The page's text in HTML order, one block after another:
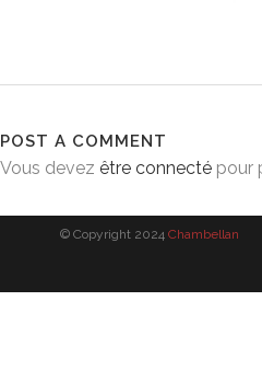
POST A COMMENT
Vous devez être connecté pour
© Copyright 2024 Chambellan